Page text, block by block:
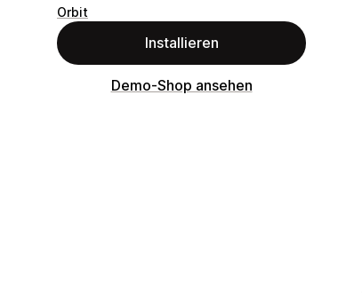
Orbit
Installieren
Demo-Shop ansehen